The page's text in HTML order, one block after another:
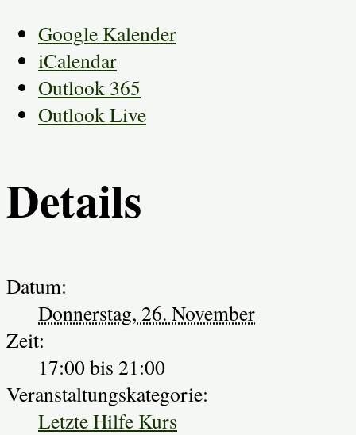
Google Kalender
iCalendar
Outlook 365
Outlook Live
Details
Datum:
Donnerstag, 26. November
Zeit:
17:00 bis 21:00
Veranstaltungskategorie:
Letzte Hilfe Kurs